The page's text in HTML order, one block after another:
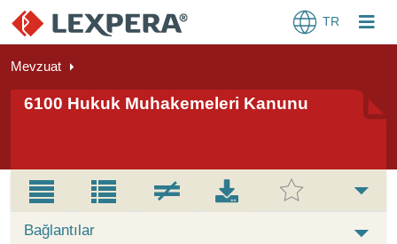
TR
Mevzuat
6100 Hukuk Muhakemeleri Kanunu
Bağlantılar